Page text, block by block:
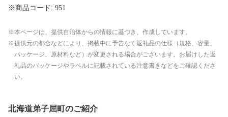
※商品コード: 951
本ページは、提供自治体からの情報に基づき、作成しています。
提供元の都合などにより、掲載中に予告なく返礼品の仕様（規格、容量、
パッケージ、原材料など）が変更される場合がございます。お届けした返
礼品のパッケージやラベルに記載されている注意書きなどをご確認くださ
い。
北海道弟子屈町のご紹介